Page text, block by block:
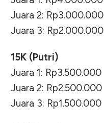
Juara 2: Rp3.000.000
Juara 3: Rp2.000.000
15K (Putri)
Juara 1: Rp3.500.000
Juara 2: Rp2.500.000
Juara 3: Rp1.500.000